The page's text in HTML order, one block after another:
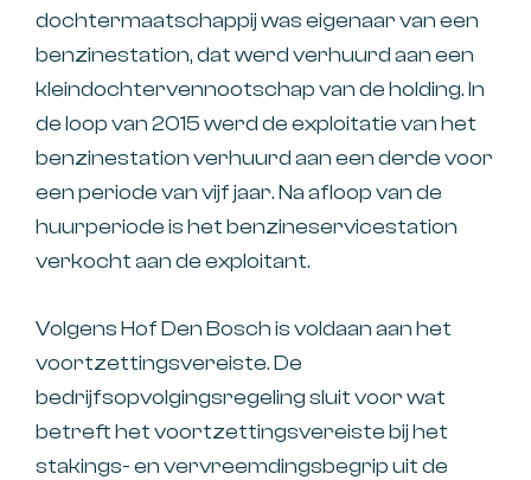
dochtermaatschappij was eigenaar van een
benzinestation, dat werd verhuurd aan een
kleindochtervennootschap van de holding. In
de loop van 2015 werd de exploitatie van het
benzinestation verhuurd aan een derde voor
een periode van vijf jaar. Na afloop van de
huurperiode is het benzineservicestation
verkocht aan de exploitant.
Volgens Hof Den Bosch is voldaan aan het
voortzettingsvereiste. De
bedrijfsopvolgingsregeling sluit voor wat
betreft het voortzettingsvereiste bij het
stakings- en vervreemdingsbegrip uit de